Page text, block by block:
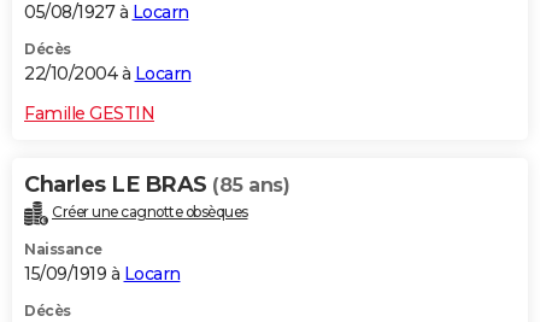
05/08/1927 à Locarn
Décès
22/10/2004 à Locarn
Famille GESTIN
Charles LE BRAS (85 ans)
Créer une cagnotte obsèques
Naissance
15/09/1919 à Locarn
Décès